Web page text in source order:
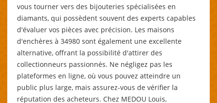
vous tourner vers des bijouteries spécialisées en
diamants, qui possèdent souvent des experts capables
d'évaluer vos pièces avec précision. Les maisons
d'enchères à 34980 sont également une excellente
alternative, offrant la possibilité d'attirer des
collectionneurs passionnés. Ne négligez pas les
plateformes en ligne, où vous pouvez atteindre un
public plus large, mais assurez-vous de vérifier la
réputation des acheteurs. Chez MEDOU Louis,